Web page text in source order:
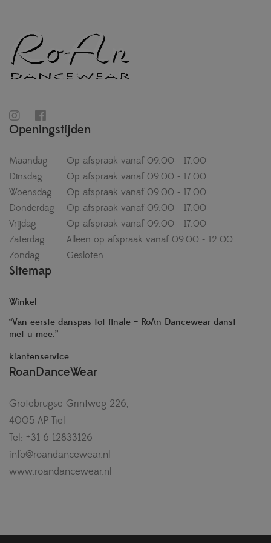
Openingstijden
Maandag
Op afspraak vanaf 09.00 - 17.00
Dinsdag
Op afspraak vanaf 09.00 - 17.00
Woensdag
Op afspraak vanaf 09.00 - 17.00
Donderdag
Op afspraak vanaf 09.00 - 17.00
Vrijdag
Op afspraak vanaf 09.00 - 17.00
Zaterdag
Alleen op afspraak vanaf 09.00 - 12.00
Zondag
Gesloten
Sitemap
Winkel
“Van eerste danspas tot finale – RoAn Dancewear danst
met u mee.”
klantenservice
RoanDanceWear
Grotebrugse Grintweg 226,
4005 AP Tiel
Tel: +31 6-12833126
info@roandancewear.nl
www.roandancewear.nl